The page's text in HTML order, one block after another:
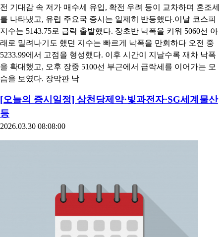
전 기대감 속 저가 매수세 유입, 확전 우려 등이 교차하며 혼조세
를 나타냈고, 유럽 주요국 증시는 일제히 반등했다.이날 코스피
지수는 5143.75로 급락 출발했다. 장초반 낙폭을 키워 5060선 아
래로 밀려나기도 했던 지수는 빠르게 낙폭을 만회하다 오전 중
5233.99에서 고점을 형성했다. 이후 시간이 지날수록 재차 낙폭
을 확대했고, 오후 장중 5100선 부근에서 급락세를 이어가는 모
습을 보였다. 장막판 낙
[오늘의 증시일정] 삼천당제약·빛과전자·SG세계물산
등
2026.03.30 08:08:00